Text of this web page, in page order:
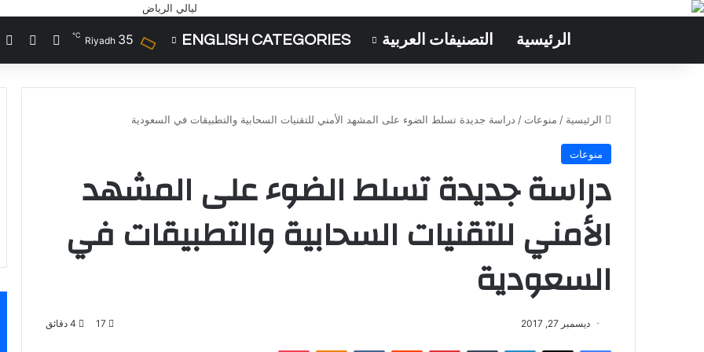
الرئيسية التصنيفات العربية ENGLISH CATEGORIES
Riyadh 35
℃ تسجيل
الرئيسية / منوعات / دراسة جديدة تسلط الضوء على المشهد الأمني للتقنيات السحابية والتطبيقات في السعودية
منوعات
دراسة جديدة تسلط الضوء على المشهد
الأمني للتقنيات السحابية والتطبيقات في
السعودية
ديسمبر 27, 2017 17